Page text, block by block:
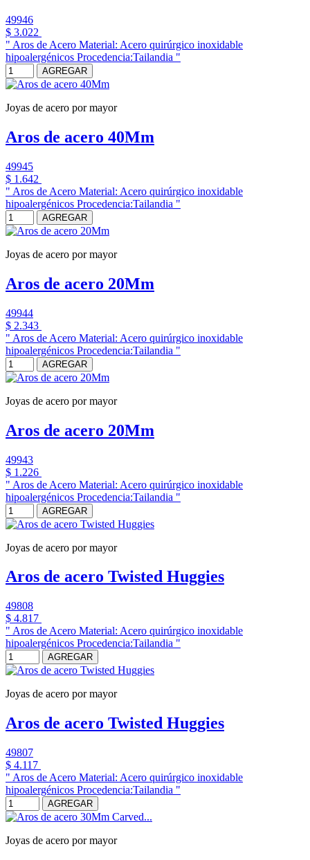
49946
$ 3.022
" Aros de Acero Material: Acero quirúrgico inoxidable
hipoalergénicos Procedencia:Tailandia "
AGREGAR
Joyas de acero por mayor
Aros de acero 40Mm
49945
$ 1.642
" Aros de Acero Material: Acero quirúrgico inoxidable
hipoalergénicos Procedencia:Tailandia "
AGREGAR
Joyas de acero por mayor
Aros de acero 20Mm
49944
$ 2.343
" Aros de Acero Material: Acero quirúrgico inoxidable
hipoalergénicos Procedencia:Tailandia "
AGREGAR
Joyas de acero por mayor
Aros de acero 20Mm
49943
$ 1.226
" Aros de Acero Material: Acero quirúrgico inoxidable
hipoalergénicos Procedencia:Tailandia "
AGREGAR
Joyas de acero por mayor
Aros de acero Twisted Huggies
49808
$ 4.817
" Aros de Acero Material: Acero quirúrgico inoxidable
hipoalergénicos Procedencia:Tailandia "
AGREGAR
Joyas de acero por mayor
Aros de acero Twisted Huggies
49807
$ 4.117
" Aros de Acero Material: Acero quirúrgico inoxidable
hipoalergénicos Procedencia:Tailandia "
AGREGAR
Joyas de acero por mayor